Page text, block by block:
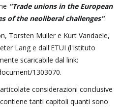
"Trade unions in the European
of the neoliberal challenges".
Torsten Muller e Kurt Vandaele,
Lang e dall'ETUI (l'Istituto
scaricabile dal link:
1303070.
considerazioni conclusive
tanti capitoli quanti sono